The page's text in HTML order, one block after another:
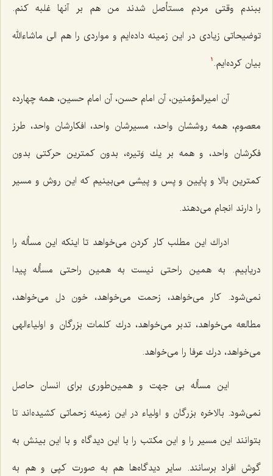
ببندم وقتی مردم مستأصل شدند من هم بر آنها غلبه كنم.
توضیحاتی زیادی در این زمینه داده‌ایم و مواردی را هم الی ماشاءالله
بیان كرده‌ایم. 1
آن امیرالمؤمنین، آن امام حسن، آن امام حسین، همه چهارده
معصوم، همه روششان واحد، مسیرشان واحد، افكارشان واحد، طرز
فكرشان واحد، و همه بر یك وَتیره، بدون كمترین حركتی بدون
كمترین بالا و پایین و پس و پیشی می‌بینیم كه این روش و مسیر
را دارند انجام می‌دهند.
ادراك این مطلب كار كردن می‌خواهد تا اینكه این مسأله را
دریابیم. به همین راحتی نیست به همین راحتی مسأله پیدا
نمی‌شود. كار می‌خواهد، زحمت می‌خواهد، خون دل می‌خواهد،
مطالعه می‌خواهد، تدبر می‌خواهد، درك كلمات بزرگان و اولیاءالهی
می‌خواهد، درك عرفا را می‌خواهد.
این مسأله بی جهت و همین‌طوری برای انسان حاصل
نمی‌شود. بالاخره بزرگان و اولیاء در این زمینه زحماتی كشیده‌اند تا
بتوانند این مسیر را و این مكتب را با این دیدگاه و با این بینش به
گوش افراد برسانند. سایر دیدگاه‌ها هم به صورت كپی و هم به